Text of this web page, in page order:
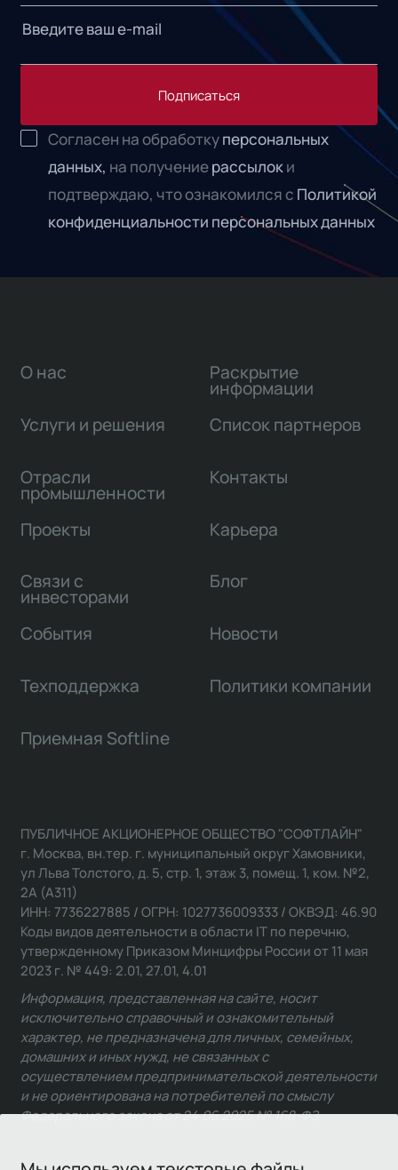
Подписаться
Согласен на обработкуперсональных
данных, на получениерассылоки
подтверждаю, что ознакомился с Политикой
конфиденциальности персональных данных
О нас
Услуги и решения
Отрасли
промышленности
Проекты
Связи с
инвесторами
Раскрытие
информации
Список партнеров
Контакты
Карьера
Блог
События Новости
Техподдержка Политики компании
Приемная Softline
ПУБЛИЧНОЕ АКЦИОНЕРНОЕ ОБЩЕСТВО "СОФТЛАЙН"
г. Москва, вн.тер. г. муниципальный округ Хамовники,
ул Льва Толстого, д. 5, стр. 1, этаж 3, помещ. 1, ком. №2,
2А (А311)
ИНН: 7736227885 / ОГРН: 1027736009333 / ОКВЭД: 46.90
Коды видов деятельности в области IT по перечню,
утвержденному Приказом Минцифры России от 11 мая
2023 г. № 449: 2.01, 27.01, 4.01
Информация, представленная на сайте, носит
исключительно справочный и ознакомительный
характер, не предназначена для личных, семейных,
домашних и иных нужд, не связанных с
осуществлением предпринимательской деятельности
и не ориентирована на потребителей по смыслу
Федерального закона от 24.06.2025 № 168-ФЗ.